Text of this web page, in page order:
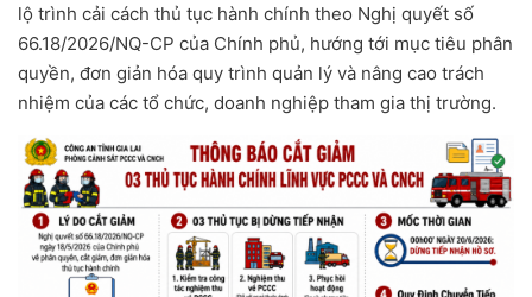
lộ trình cải cách thủ tục hành chính theo Nghị quyết số
66.18/2026/NQ-CP của Chính phủ, hướng tới mục tiêu phân
quyền, đơn giản hóa quy trình quản lý và nâng cao trách
nhiệm của các tổ chức, doanh nghiệp tham gia thị trường.